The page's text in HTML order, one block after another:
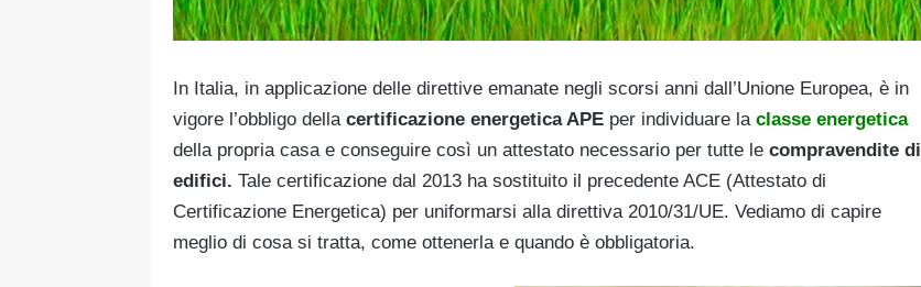
In Italia, in applicazione delle direttive emanate negli scorsi anni dall’Unione Europea, è in
vigore l’obbligo della certificazione energetica APE per individuare laclasse energetica
della propria casa e conseguire così un attestato necessario per tutte le compravendite di
edifici. Tale certificazione dal 2013 ha sostituito il precedente ACE (Attestato di
Certificazione Energetica) per uniformarsi alla direttiva 2010/31/UE. Vediamo di capire
meglio di cosa si tratta, come ottenerla e quando è obbligatoria.